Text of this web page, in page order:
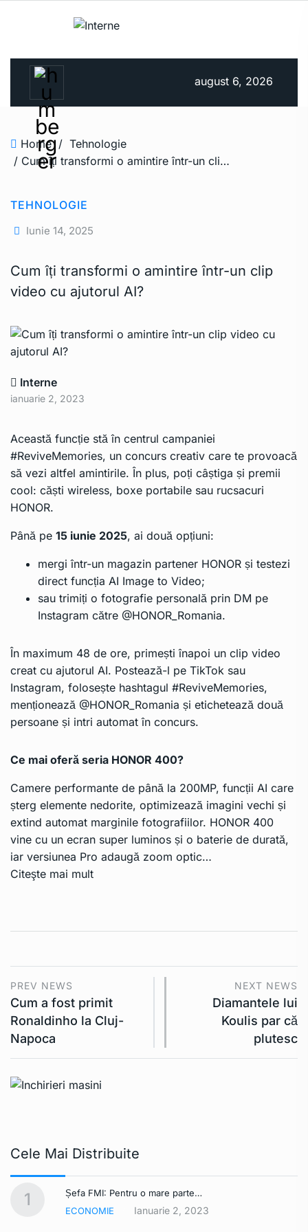
august 6, 2026
Home / Tehnologie
/ Cum îți transformi o amintire într-un clip video cu ajutorul AI?
TEHNOLOGIE
Iunie 14, 2025
Cum îți transformi o amintire într-un clip
video cu ajutorul AI?
Interne
ianuarie 2, 2023
Această funcție stă în centrul campaniei
#ReviveMemories, un concurs creativ care te provoacă
să vezi altfel amintirile. În plus, poți câștiga și premii
cool: căști wireless, boxe portabile sau rucsacuri
HONOR.
Până pe 15 iunie 2025, ai două opțiuni:
mergi într-un magazin partener HONOR și testezi
direct funcția AI Image to Video;
sau trimiți o fotografie personală prin DM pe
Instagram către @HONOR_Romania.
În maximum 48 de ore, primești înapoi un clip video
creat cu ajutorul AI. Postează-l pe TikTok sau
Instagram, folosește hashtagul #ReviveMemories,
menționează @HONOR_Romania și etichetează două
persoane și intri automat în concurs.
Ce mai oferă seria HONOR 400?
Camere performante de până la 200MP, funcții AI care
șterg elemente nedorite, optimizează imagini vechi și
extind automat marginile fotografiilor. HONOR 400
vine cu un ecran super luminos și o baterie de durată,
iar versiunea Pro adaugă zoom optic…
Citeşte mai mult
PREV NEWS
Cum a fost primit
Ronaldinho la Cluj-
Napoca
NEXT NEWS
Diamantele lui
Koulis par că
plutesc
Cele Mai Distribuite
1
Șefa FMI: Pentru o mare parte…
ECONOMIE
Ianuarie 2, 2023